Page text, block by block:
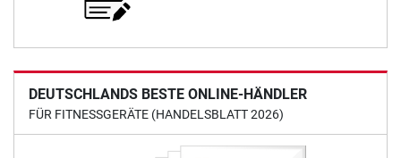
DEUTSCHLANDS BESTE ONLINE-HÄNDLER
FÜR FITNESSGERÄTE (HANDELSBLATT 2026)